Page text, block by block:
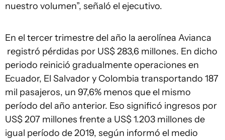
nuestro volumen”, señaló el ejecutivo.
En el tercer trimestre del año la aerolínea Avianca
registró pérdidas por US$ 283,6 millones. En dicho
periodo reinició gradualmente operaciones en
Ecuador, El Salvador y Colombia transportando 187
mil pasajeros, un 97,6% menos que el mismo
período del año anterior. Eso significó ingresos por
US$ 207 millones frente a US$ 1.203 millones de
igual período de 2019, según informó el medio